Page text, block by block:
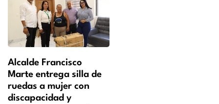
Alcalde Francisco
Marte entrega silla de
ruedas a mujer con
discapacidad y